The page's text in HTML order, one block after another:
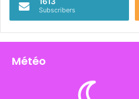
Subscribers
Météo